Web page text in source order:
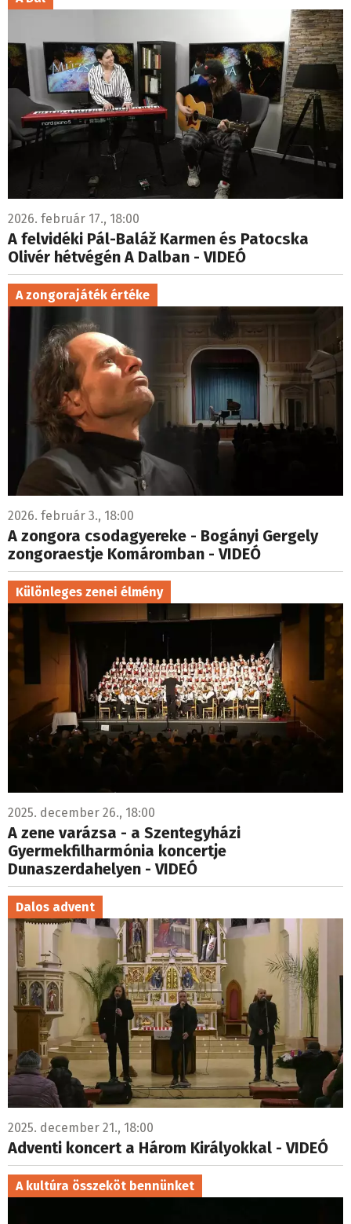
2026. február 17., 18:00
A felvidéki Pál-Baláž Karmen és Patocska
Olivér hétvégén A Dalban - VIDEÓ
A zongorajáték értéke
2026. február 3., 18:00
A zongora csodagyereke - Bogányi Gergely
zongoraestje Komáromban - VIDEÓ
Különleges zenei élmény
2025. december 26., 18:00
A zene varázsa - a Szentegyházi
Gyermekfilharmónia koncertje
Dunaszerdahelyen - VIDEÓ
Dalos advent
2025. december 21., 18:00
Adventi koncert a Három Királyokkal - VIDEÓ
A kultúra összeköt bennünket